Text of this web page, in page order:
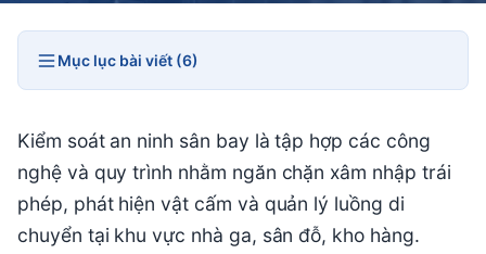
Mục lục bài viết (6)
Kiểm soát an ninh sân bay là tập hợp các công
nghệ và quy trình nhằm ngăn chặn xâm nhập trái
phép, phát hiện vật cấm và quản lý luồng di
chuyển tại khu vực nhà ga, sân đỗ, kho hàng.